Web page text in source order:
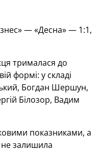
— «Десна» — 1:1,
трималася до
формі: у складі
Богдан Шершун,
Білозор, Вадим
показниками, а
не залишила